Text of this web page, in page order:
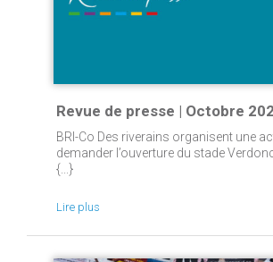
Revue de presse | Octobre
BRI-Co Des riverains organisent une
demander l’ouverture du stade
{...}
Lire plus